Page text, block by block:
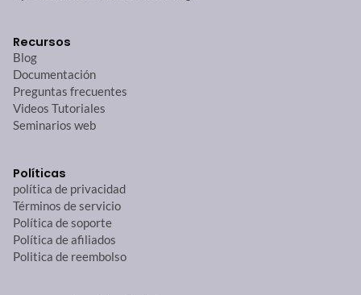
Recursos
Blog
Documentación
Preguntas frecuentes
Videos Tutoriales
Seminarios web
Políticas
política de privacidad
Términos de servicio
Política de soporte
Política de afiliados
Politica de reembolso